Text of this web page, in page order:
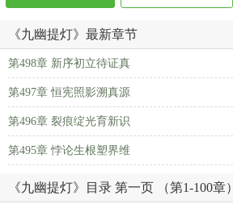
《九幽提灯》最新章节
第498章 新序初立待证真
第497章 恒宪照影溯真源
第496章 裂痕绽光育新识
第495章 悖论生根塑界维
《九幽提灯》目录 第一页 （第1-100章）